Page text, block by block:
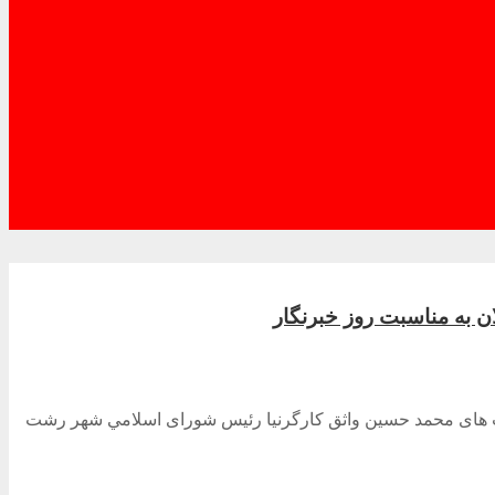
به مناسبت روز خبرنگار
های محمد حسین واثق کارگرنیا رئیس شورای اسلامي شهر رشت